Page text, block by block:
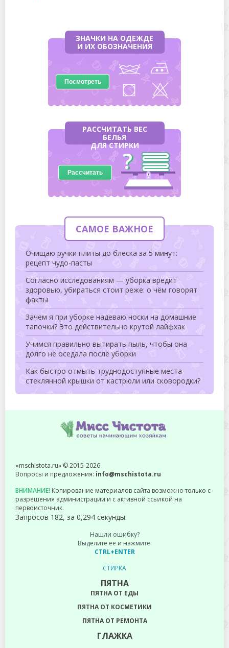
ЗНАЧКИ НА ОДЕЖДЕ
И ИХ ОБОЗНАЧЕНИЯ
Посмотреть
РАССЧИТАТЬ ВЕС
БЕЛЬЯ
ДЛЯ СТИРКИ
Рассчитать
САМОЕ ВАЖНОЕ
Очищаю ручки плиты до блеска за 5 минут:
рецепт чудо-пасты
Согласно исследованиям — уборка вредит
здоровью, убираться стоит реже: о чём говорят
факты
Зачем я при уборке надеваю носки на домашние
тапочки? Это действительно крутой лайфхак
Учимся правильно вытирать пыль, чтобы она
долго не оседала после уборки
Как быстро отмыть труднодоступные места
стеклянной крышки от кастрюли или сковородки?
«mschistota.ru» © 2015-2026
Вопросы и предложения: info@mschistota.ru
ВНИМАНИЕ! Копирование материалов сайта возможно только с
разрешения администрации и с активной ссылкой на
первоисточник.
Запросов 182, за 0,294 секунды.
Нашли ошибку?
Выделите ее и нажмите:
CTRL+ENTER
СТИРКА
ПЯТНА
ПЯТНА ОТ ЕДЫ
ПЯТНА ОТ КОСМЕТИКИ
ПЯТНА ОТ РЕМОНТА
ГЛАЖКА